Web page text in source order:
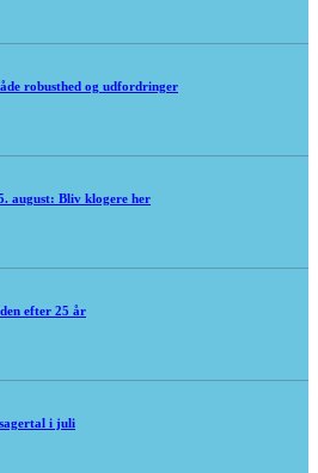
robusthed og udfordringer
august: Bliv klogere her
efter 25 år
i juli